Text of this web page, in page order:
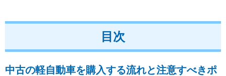
目次
中古の軽自動車を購入する流れと注意すべきポ